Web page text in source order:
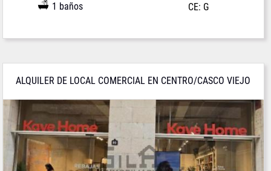
1 baños
CE: G
ALQUILER DE LOCAL COMERCIAL EN CENTRO/CASCO VIEJO